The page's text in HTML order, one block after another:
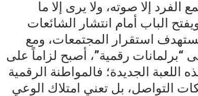
إلا صوته، ولا يرى إلا ما
الباب أمام انتشار الشائعات
استقرار المجتمعات، ومع
“برلمانات رقمية”، أصبح لزاماً على
الجديدة؛ فالمواطنة الرقمية
التواصل، بل تعني امتلاك الوعي